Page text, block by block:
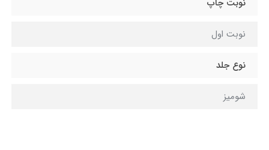
نوبت چاپ
نوبت اول
نوع جلد
شومیز